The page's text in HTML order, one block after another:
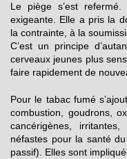
Le piège s’est
exigeante. Elle a pris la
la contrainte, à la
C’est un principe
cerveaux jeunes plus
faire rapidement de
Pour le tabac fumé
combustion, goudrons,
cancérigènes,
néfastes pour la santé
passif). Elles sont